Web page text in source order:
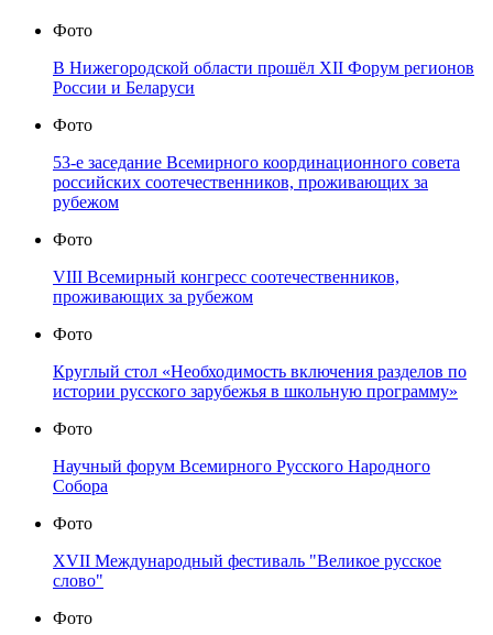
Фото
В Нижегородской области прошёл XII Форум регионов
России и Беларуси
Фото
53-е заседание Всемирного координационного совета
российских соотечественников, проживающих за
рубежом
Фото
VIII Всемирный конгресс соотечественников,
проживающих за рубежом
Фото
Круглый стол «Необходимость включения разделов по
истории русского зарубежья в школьную программу»
Фото
Научный форум Всемирного Русского Народного
Собора
Фото
XVII Международный фестиваль "Великое русское
слово"
Фото